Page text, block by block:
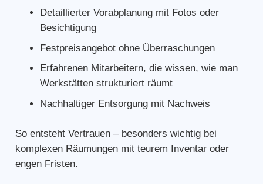
Detaillierter Vorabplanung mit Fotos oder
Besichtigung
Festpreisangebot ohne Überraschungen
Erfahrenen Mitarbeitern, die wissen, wie man
Werkstätten strukturiert räumt
Nachhaltiger Entsorgung mit Nachweis
So entsteht Vertrauen – besonders wichtig bei
komplexen Räumungen mit teurem Inventar oder
engen Fristen.